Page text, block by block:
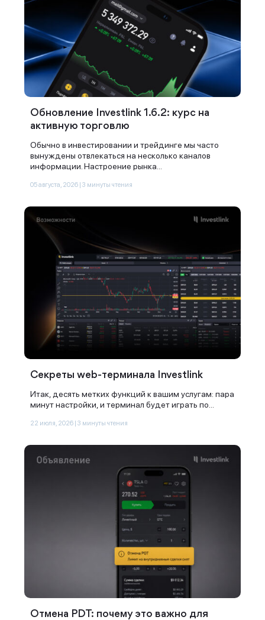
Обновление Investlink 1.6.2: курс на
активную торговлю
Обычно в инвестировании и трейдинге мы часто
вынуждены отвлекаться на несколько каналов
информации. Настроение рынка...
05 августа, 2026 | 3 минуты чтения
Секреты web-терминала Investlink
Итак, десять метких функций к вашим услугам: пара
минут настройки, и терминал будет играть по...
22 июля, 2026 | 3 минуты чтения
Отмена PDT: почему это важно для